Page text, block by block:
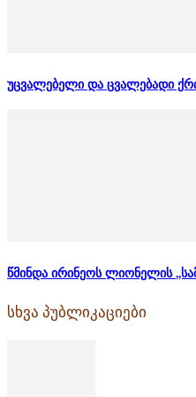
უცვალებელი და ცვალებადი
წმინდა ირინეოს ლიონელის
სხვა პუბლიკაციები